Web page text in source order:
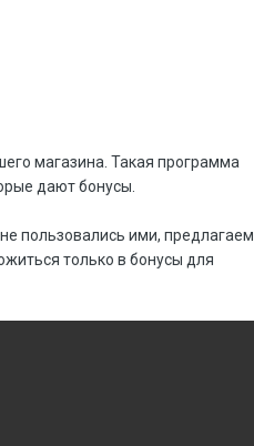
магазина. Такая программа
дают бонусы.
пользовались ими, предлагаем
только в бонусы для